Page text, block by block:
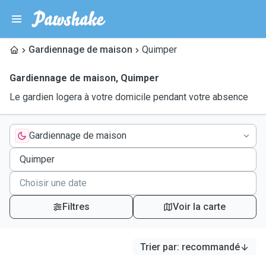
Gardiennage de maison Quimper
Gardiennage de maison, Quimper
Le gardien logera à votre domicile pendant votre absence
Gardiennage de maison
Filtres Voir la carte
Trier par: recommandé